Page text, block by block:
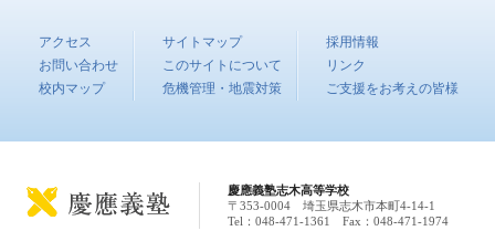
アクセス
お問い合わせ
校内マップ
サイトマップ
このサイトについて
危機管理・地震対策
採用情報
リンク
ご支援をお考えの皆様
慶應義塾志木高等学校
〒353-0004 埼玉県志木市本町4-14-1
Tel：048-471-1361 Fax：048-471-1974